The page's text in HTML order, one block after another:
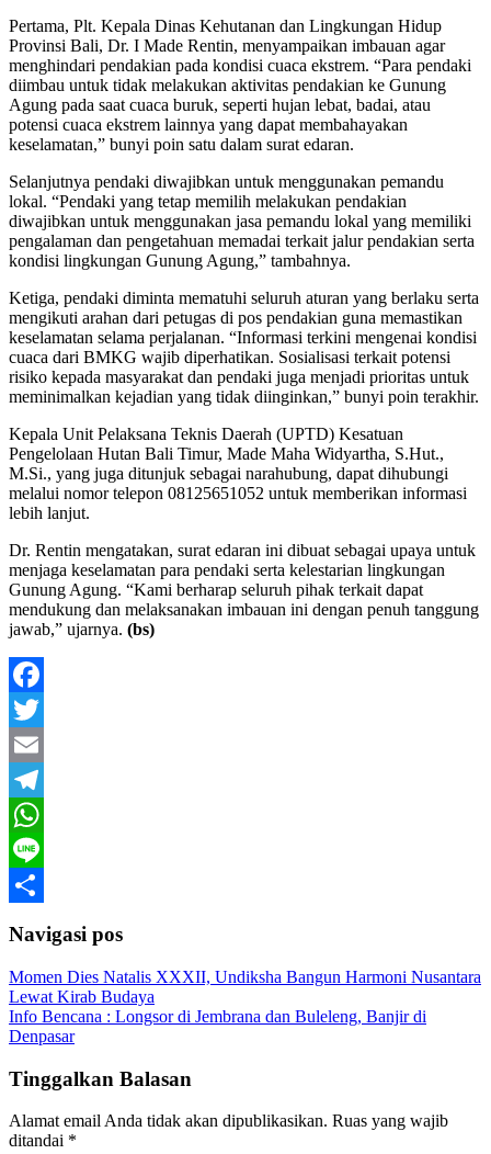
Pertama, Plt. Kepala Dinas Kehutanan dan Lingkungan Hidup
Provinsi Bali, Dr. I Made Rentin, menyampaikan imbauan agar
menghindari pendakian pada kondisi cuaca ekstrem. “Para pendaki
diimbau untuk tidak melakukan aktivitas pendakian ke Gunung
Agung pada saat cuaca buruk, seperti hujan lebat, badai, atau
potensi cuaca ekstrem lainnya yang dapat membahayakan
keselamatan,” bunyi poin satu dalam surat edaran.
Selanjutnya pendaki diwajibkan untuk menggunakan pemandu
lokal. “Pendaki yang tetap memilih melakukan pendakian
diwajibkan untuk menggunakan jasa pemandu lokal yang memiliki
pengalaman dan pengetahuan memadai terkait jalur pendakian serta
kondisi lingkungan Gunung Agung,” tambahnya.
Ketiga, pendaki diminta mematuhi seluruh aturan yang berlaku serta
mengikuti arahan dari petugas di pos pendakian guna memastikan
keselamatan selama perjalanan. “Informasi terkini mengenai kondisi
cuaca dari BMKG wajib diperhatikan. Sosialisasi terkait potensi
risiko kepada masyarakat dan pendaki juga menjadi prioritas untuk
meminimalkan kejadian yang tidak diinginkan,” bunyi poin terakhir.
Kepala Unit Pelaksana Teknis Daerah (UPTD) Kesatuan
Pengelolaan Hutan Bali Timur, Made Maha Widyartha, S.Hut.,
M.Si., yang juga ditunjuk sebagai narahubung, dapat dihubungi
melalui nomor telepon 08125651052 untuk memberikan informasi
lebih lanjut.
Dr. Rentin mengatakan, surat edaran ini dibuat sebagai upaya untuk
menjaga keselamatan para pendaki serta kelestarian lingkungan
Gunung Agung. “Kami berharap seluruh pihak terkait dapat
mendukung dan melaksanakan imbauan ini dengan penuh tanggung
jawab,” ujarnya. (bs)
Facebook
Twitter
Email
Telegram
WhatsApp
Line
Navigasi pos
Momen Dies Natalis XXXII, Undiksha Bangun Harmoni Nusantara
Lewat Kirab Budaya
Info Bencana : Longsor di Jembrana dan Buleleng, Banjir di
Denpasar
Tinggalkan Balasan
Alamat email Anda tidak akan dipublikasikan. Ruas yang wajib
ditandai *